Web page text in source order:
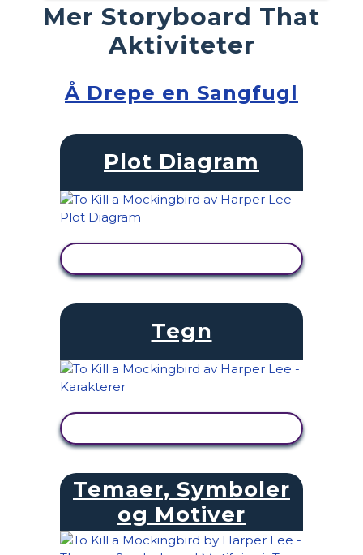
Mer Storyboard That
Aktiviteter
Å Drepe en Sangfugl
Plot Diagram
Tegn
Temaer, Symboler
og Motiver